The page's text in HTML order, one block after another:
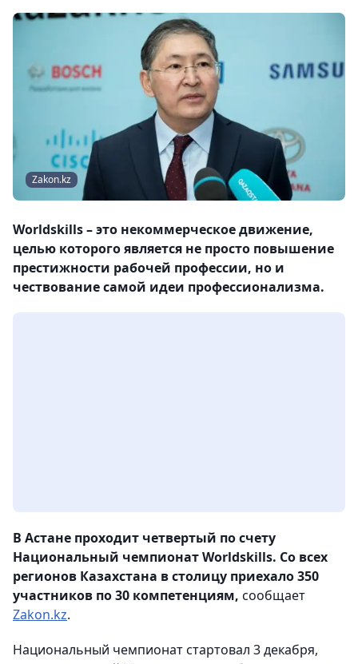
Zakon.kz
Worldskills – это некоммерческое движение,
целью которого является не просто повышение
престижности рабочей профессии, но и
чествование самой идеи профессионализма.
В Астане проходит четвертый по счету
Национальный чемпионат Worldskills. Со всех
регионов Казахстана в столицу приехало 350
участников по 30 компетенциям, сообщает
Zakon.kz.
Национальный чемпионат стартовал 3 декабря,